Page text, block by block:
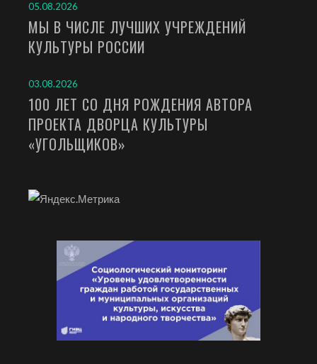
05.08.2026
МЫ В ЧИСЛЕ ЛУЧШИХ УЧРЕЖДЕНИЙ
КУЛЬТУРЫ РОССИИ
03.08.2026
100 ЛЕТ СО ДНЯ РОЖДЕНИЯ АВТОРА
ПРОЕКТА ДВОРЦА КУЛЬТУРЫ
«УГОЛЬЩИКОВ»